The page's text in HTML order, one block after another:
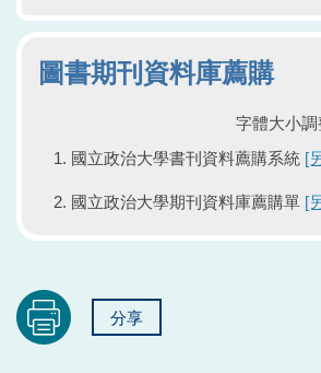
圖書期刊資料庫薦購
字體大小調
國立政治大學書刊資料薦購系統 [
國立政治大學期刊資料庫薦購單 [
分享